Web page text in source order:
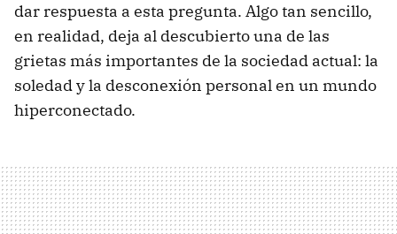
dar respuesta a esta pregunta. Algo tan sencillo,
en realidad, deja al descubierto una de las
grietas más importantes de la sociedad actual: la
soledad y la desconexión personal en un mundo
hiperconectado.